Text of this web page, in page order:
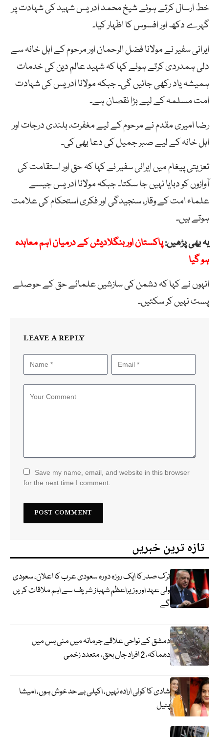
خط ارسال کرتے ہوئے شیخ محمد ادریس شہید کی شہادت پر
گہرے دکھ اور افسوس کا اظہار کیا۔
ایرانی سفیر نے مولانا فضل الرحمان اور مرحوم کے اہل خانہ سے
دلی ہمدردی کرتے ہوئے کہا کہ شہید عالم دین کی خدمات
ہمیشہ یاد رکھی جائیں گی۔ جبکہ مولانا ادریس کی شہادت
امت مسلمہ کے لیے بڑا نقصان ہے۔
رضا امیری مقدم نے مرحوم کے لیے مغفرت، بلندی درجات اور
اہل خانہ کے لیے صبر جمیل کی دعا بھی کی۔
تعزیتی پیغام میں ایرانی سفیر نے کہا کہ حق اور استقامت کی
آوازوں کو دبایا نہیں جا سکتا۔ جبکہ مولانا ادریس جیسے
علماء امت کے وقار، سنجیدگی اور فکری استحکام کی علامت
ہوتے ہیں۔
یہ بھی پڑھیں:پاکستان اور بنگلادیش کے درمیان اہم معاہدہ
ہو گیا
انہوں نے کہا کہ دشمن کی سازشیں علمائے حق کے حوصلے
پست نہیں کر سکتیں۔
LEAVE A REPLY
Save my name, email, and website in this browser
for the next time I comment.
تازہ ترین خبریں
ترک صدر کا ایک روزہ دورہ سعودی عرب کا اعلان، سعودی
ولی عہد اور وزیراعظم شہباز شریف سے اہم ملاقات کریں
گے
دمشق کے نواحی علاقے جرمانہ میں منی بس میں
دھماکہ، 2 افراد جاں بحق، متعدد زخمی
شادی کا کوئی ارادہ نہیں، اکیلی بے حد خوش ہوں، امیشا
پٹیل